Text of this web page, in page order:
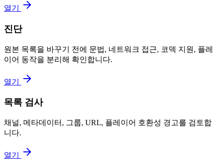
열기
진단
원본 목록을 바꾸기 전에 문법, 네트워크 접근, 코덱 지원, 플레
이어 동작을 분리해 확인합니다.
열기
목록 검사
채널, 메타데이터, 그룹, URL, 플레이어 호환성 경고를 검토합
니다.
열기